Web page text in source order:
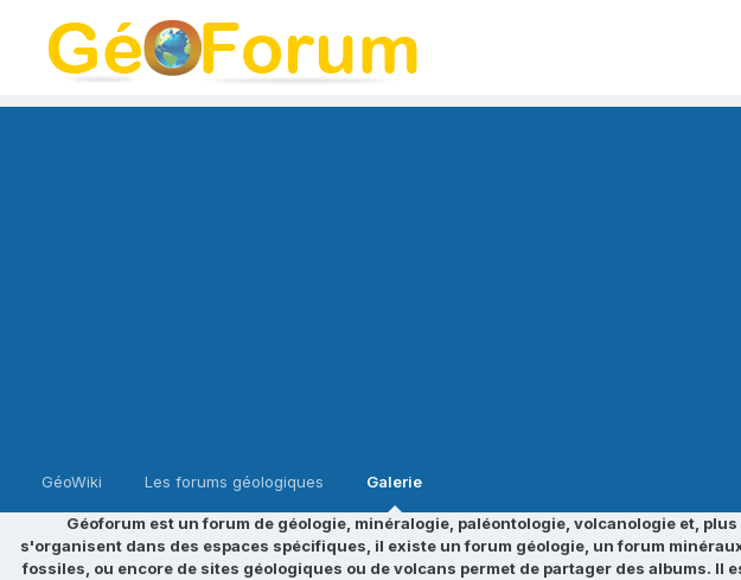
GéoWiki Les forums géologiques Galerie
Géoforum est un forum de géologie, minéralogie, paléontologie, volcanologie et,
s'organisent dans des espaces spécifiques, il existe un forum géologie, un forum
fossiles, ou encore de sites géologiques ou de volcans permet de partager des albums.